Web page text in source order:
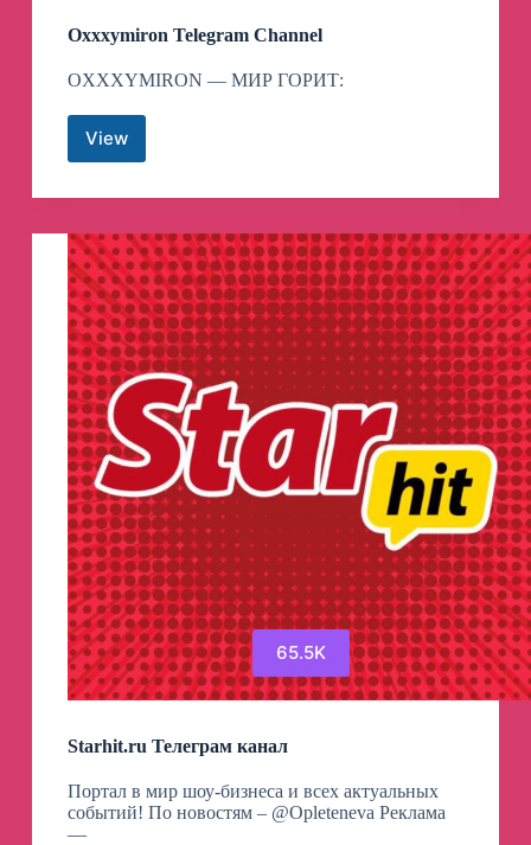
Oxxxymiron Telegram Channel
OXXXYMIRON — МИР ГОРИТ:
ViewOxxxymiron
Telegram
Channel
65.5K
Starhit.ru Телеграм канал
Портал в мир шоу-бизнеса и всех актуальных
событий! По новостям – @Opleteneva Реклама
—